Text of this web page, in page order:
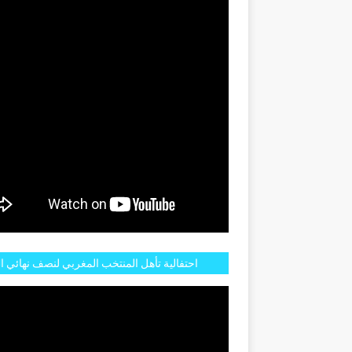
احتفالية تأهل المنتخب المغربي لنصف نهائي